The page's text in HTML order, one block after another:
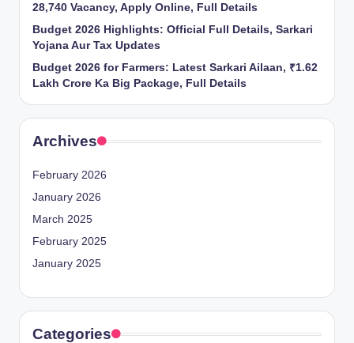
28,740 Vacancy, Apply Online, Full Details
Budget 2026 Highlights: Official Full Details, Sarkari
Yojana Aur Tax Updates
Budget 2026 for Farmers: Latest Sarkari Ailaan, ₹1.62
Lakh Crore Ka Big Package, Full Details
Archives
February 2026
January 2026
March 2025
February 2025
January 2025
Categories